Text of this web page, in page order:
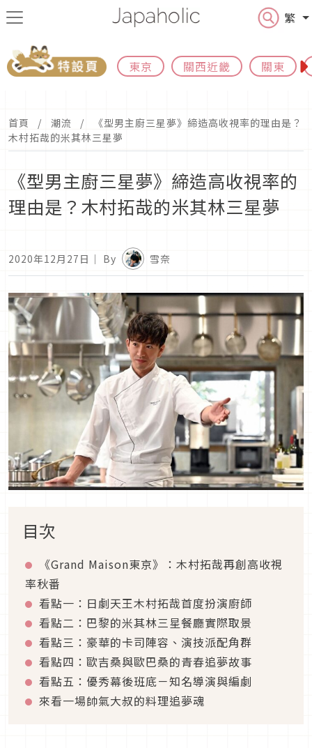
繁
東京 關西近畿 關東
首頁 潮流
《型男主廚三星夢》締造高收視率的理由是？
木村拓哉的米其林三星夢
《型男主廚三星夢》締造高收視率的
理由是？木村拓哉的米其林三星夢
2020年12月27日 ｜ By 雪奈
目次
《Grand Maison東京》：木村拓哉再創高收視
率秋番
看點一：日劇天王木村拓哉首度扮演廚師
看點二：巴黎的米其林三星餐廳實際取景
看點三：豪華的卡司陣容、演技派配角群
看點四：歐吉桑與歐巴桑的青春追夢故事
看點五：優秀幕後班底－知名導演與編劇
來看一場帥氣大叔的料理追夢魂